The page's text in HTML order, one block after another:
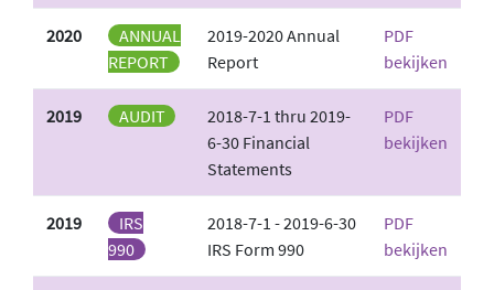
2020
ANNUAL
REPORT
2019-2020 Annual
Report
PDF
bekijken
2019 AUDIT
2018-7-1 thru 2019-
6-30 Financial
Statements
PDF
bekijken
2019
IRS
990
2018-7-1 - 2019-6-30
IRS Form 990
PDF
bekijken